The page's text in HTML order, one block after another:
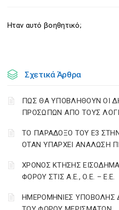
Ηταν αυτό βοηθητικό;
Σχετικά Άρθρα
ΠΩΣ ΘΑ ΥΠΟΒΛΗΘΟΥΝ ΟΙ
ΠΡΟΣΩΠΩΝ ΑΠΟ ΤΟΥΣ
ΤΟ ΠΑΡΑΔΟΞΟ ΤΟΥ Ε3
ΟΤΑΝ ΥΠΑΡΧΕΙ ΑΝΑΛΩΣΗ
ΧΡΟΝΟΣ ΚΤΗΣΗΣ
ΦΟΡΟΥ ΣΤΙΣ Α.Ε., Ο.Ε. – Ε.Ε.
ΗΜΕΡΟΜΗΝΙΕΣ ΥΠΟΒΟΛΗΣ